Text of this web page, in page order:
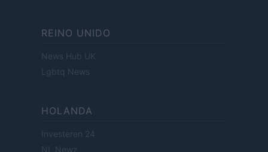
REINO UNIDO
News Hub UK
Lgbtq News
HOLANDA
Investeren 24
NL Newz